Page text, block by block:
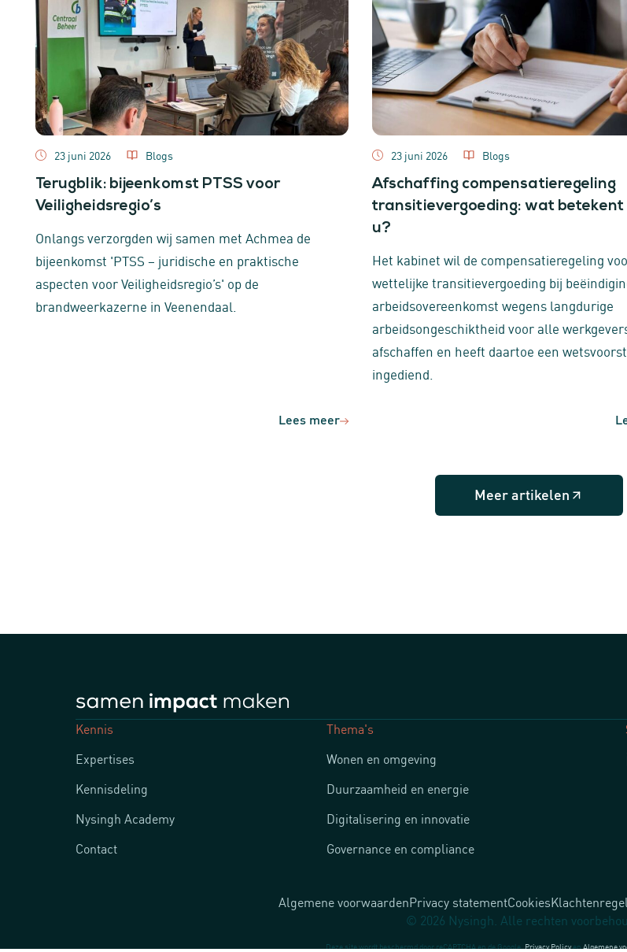
23 juni 2026
Blogs
Terugblik: bijeenkomst PTSS voor
Veiligheidsregio’s
Onlangs verzorgden wij samen met Achmea de
bijeenkomst 'PTSS – juridische en praktische
aspecten voor Veiligheidsregio’s' op de
brandweerkazerne in Veenendaal.
Lees meer
23 juni 2026
Blogs
Afschaffing compensatieregeling
transitievergoeding: wat
u?
Het kabinet wil de compensatieregeling
wettelijke transitievergoeding bij
arbeidsovereenkomst wegens langdurige
arbeidsongeschiktheid voor alle
afschaffen en heeft daartoe een
ingediend.
Meer artikelen
Kennis
Expertises
Kennisdeling
Nysingh Academy
Contact
Thema's
Wonen en omgeving
Duurzaamheid en energie
Digitalisering en innovatie
Governance en compliance
Algemene voorwaardenPrivacy statementCookies
© 2026 Nysingh. Alle rechten
Deze site wordt beschermd door reCAPTCHA en de Google. Privacy Policyen Algemene